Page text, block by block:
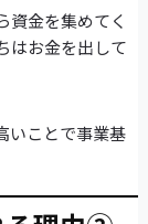
資金を集めてく
はお金を出して
いことで事業基